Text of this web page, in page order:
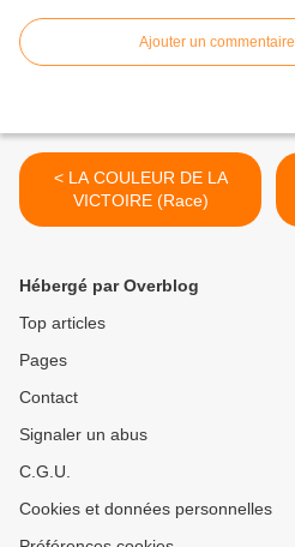
Ajouter un commentaire
< LA COULEUR DE LA
VICTOIRE (Race)
Hébergé par Overblog
Top articles
Pages
Contact
Signaler un abus
C.G.U.
Cookies et données personnelles